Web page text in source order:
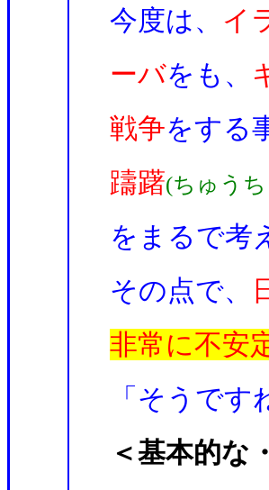
今度は、 イ
ーバをも、
戦争をする
躊躇(ちゅう
をまるで考
その点で、
非常に不安
「そうで
＜基本的な